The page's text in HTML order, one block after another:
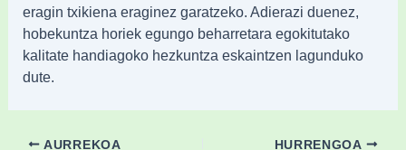
eragin txikiena eraginez garatzeko. Adierazi duenez,
hobekuntza horiek egungo beharretara egokitutako
kalitate handiagoko hezkuntza eskaintzen lagunduko
dute.
AURREKOA HURRENGOA